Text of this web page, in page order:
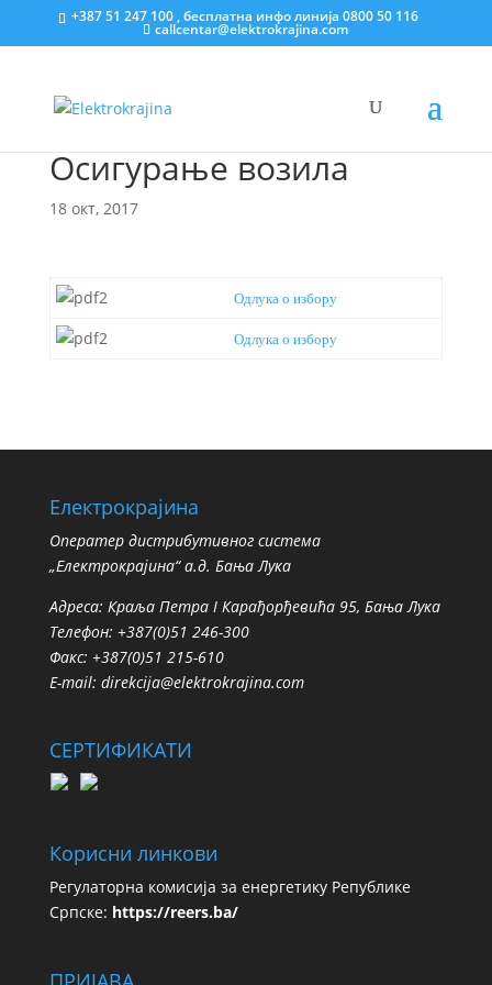
+387 51 247 100 , бесплатна инфо линија 0800 50 116
callcentar@elektrokrajina.com
Осигурање возила
18 окт, 2017
Одлука о избору
Одлука о избору
Електрокрајина
Oператер дистрибутивног система
„Електрокрајина“ а.д. Бања Лука
Адреса: Краља Петра I Карађорђевића 95, Бања Лука
Телефон: +387(0)51 246-300
Факс: +387(0)51 215-610
E-mail: direkcija@elektrokrajina.com
СЕРТИФИКАТИ
Корисни линкови
Регулаторна комисија за енергетику Републике
Српске: https://reers.ba/